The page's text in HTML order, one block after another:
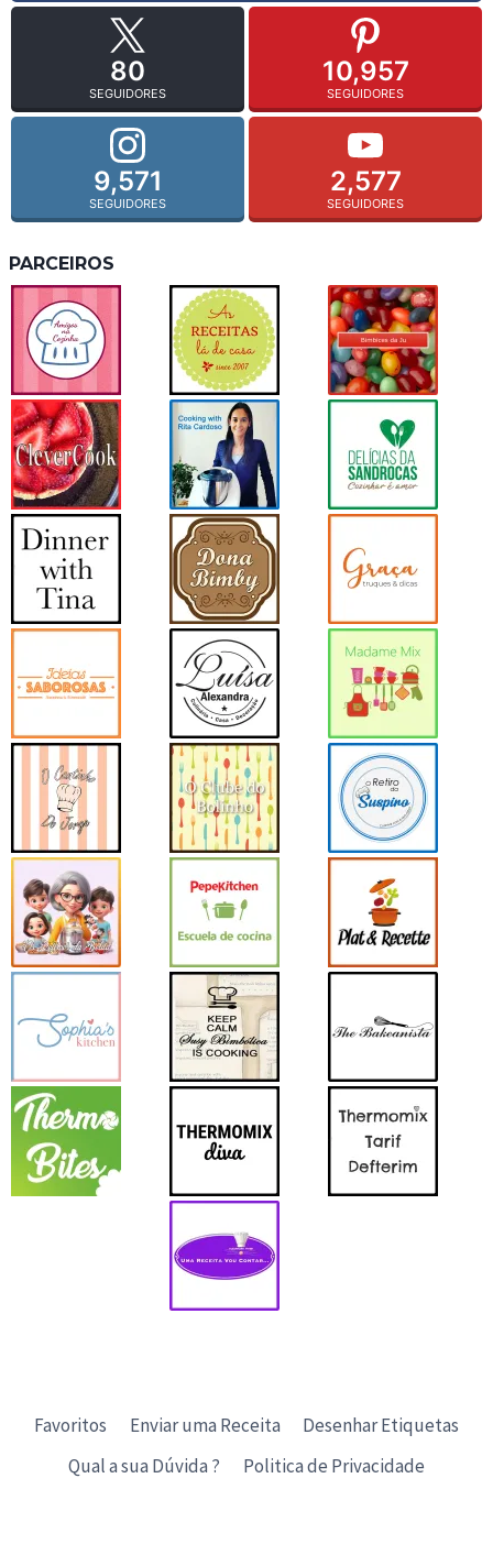
80
SEGUIDORES
10,957
SEGUIDORES
9,571
SEGUIDORES
2,577
SEGUIDORES
PARCEIROS
Favoritos Enviar uma Receita
Desenhar Etiquetas
Qual a sua Dúvida ?
Politica de Privacidade